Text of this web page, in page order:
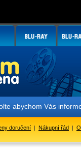
abychom Vás
doručení | Nákupní řád |